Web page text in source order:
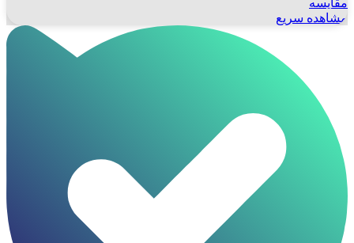
مقایسه
مشاهده سریع